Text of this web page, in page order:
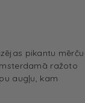
pikantu mērču
ražoto
augļu, kam